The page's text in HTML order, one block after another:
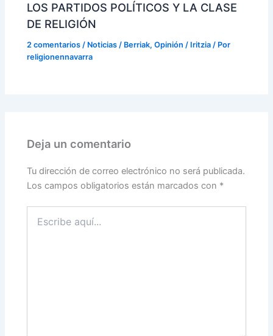
LOS PARTIDOS POLÍTICOS Y LA CLASE
DE RELIGIÓN
2 comentarios / Noticias / Berriak,Opinión / Iritzia / Por
religionennavarra
Deja un comentario
Tu dirección de correo electrónico no será publicada.
Los campos obligatorios están marcados con *
aquí...